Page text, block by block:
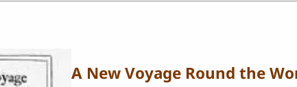
A New Voyage Round the